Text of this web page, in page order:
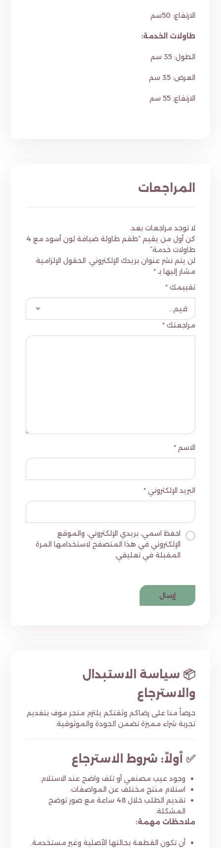
الارتفاع: 50سم
طاولات الخدمة:
الطول: 35 سم
العرض: 35 سم
الارتفاع: 55 سم
المراجعات
لا توجد مراجعات بعد.
كن أول من يقيم “طقم طاولة ضيافة لون أسود مع 4
طاولات خدمة”
لن يتم نشر عنوان بريدك الإلكتروني. الحقول الإلزامية
مشار إليها بـ*
تقييمك*
مراجعتك*
الاسم*
البريد الإلكتروني*
احفظ اسمي، بريدي الإلكتروني، والموقع
الإلكتروني في هذا المتصفح لاستخدامها المرة
المقبلة في تعليقي.
📦 سياسة الاستبدال
والاسترجاع
حرصاً منا على رضاكم وثقتكم يلتزم متجر موف بتقديم
تجربة شراء مميزة تضمن الجودة والموثوقية.
✅ أولاً: شروط الاسترجاع
وجود عيب مصنعي أو تلف واضح عند الاستلام.
استلام منتج مختلف عن المواصفات.
تقديم الطلب خلال 48 ساعة مع صور توضح
المشكلة.
ملاحظات مهمة:
أن تكون القطعة بحالتها الأصلية وغير مستخدمة.